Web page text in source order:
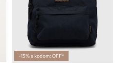
-15% s kodom: OFF*